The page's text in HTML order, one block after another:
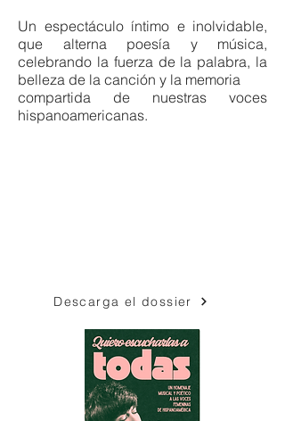
Un espectáculo íntimo e inolvidable,
que alterna poesía y música,
celebrando la fuerza de la palabra, la
belleza de la canción y la memoria
compartida de nuestras voces
hispanoamericanas.
Descarga el dossier